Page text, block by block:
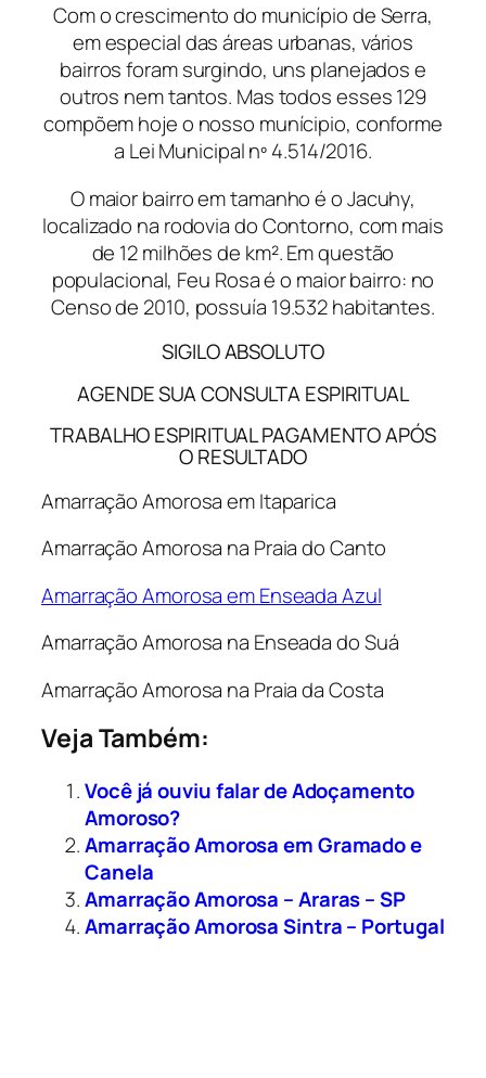
Com o crescimento do município de Serra,
em especial das áreas urbanas, vários
bairros foram surgindo, uns planejados e
outros nem tantos. Mas todos esses 129
compõem hoje o nosso munícipio, conforme
a Lei Municipal nº 4.514/2016.
O maior bairro em tamanho é o Jacuhy,
localizado na rodovia do Contorno, com mais
de 12 milhões de km². Em questão
populacional, Feu Rosa é o maior bairro: no
Censo de 2010, possuía 19.532 habitantes.
SIGILO ABSOLUTO
AGENDE SUA CONSULTA ESPIRITUAL
TRABALHO ESPIRITUAL PAGAMENTO APÓS
O RESULTADO
Amarração Amorosa em Itaparica
Amarração Amorosa na Praia do Canto
Amarração Amorosa em Enseada Azul
Amarração Amorosa na Enseada do Suá
Amarração Amorosa na Praia da Costa
Veja Também:
Você já ouviu falar de Adoçamento
Amoroso?
Amarração Amorosa em Gramado e
Canela
Amarração Amorosa – Araras – SP
Amarração Amorosa Sintra – Portugal